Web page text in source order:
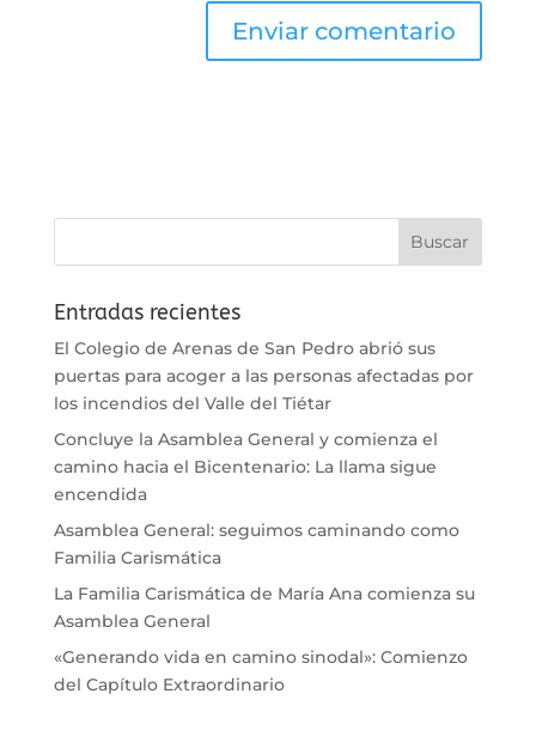
Entradas recientes
El Colegio de Arenas de San Pedro abrió sus
puertas para acoger a las personas afectadas por
los incendios del Valle del Tiétar
Concluye la Asamblea General y comienza el
camino hacia el Bicentenario: La llama sigue
encendida
Asamblea General: seguimos caminando como
Familia Carismática
La Familia Carismática de María Ana comienza su
Asamblea General
«Generando vida en camino sinodal»: Comienzo
del Capítulo Extraordinario